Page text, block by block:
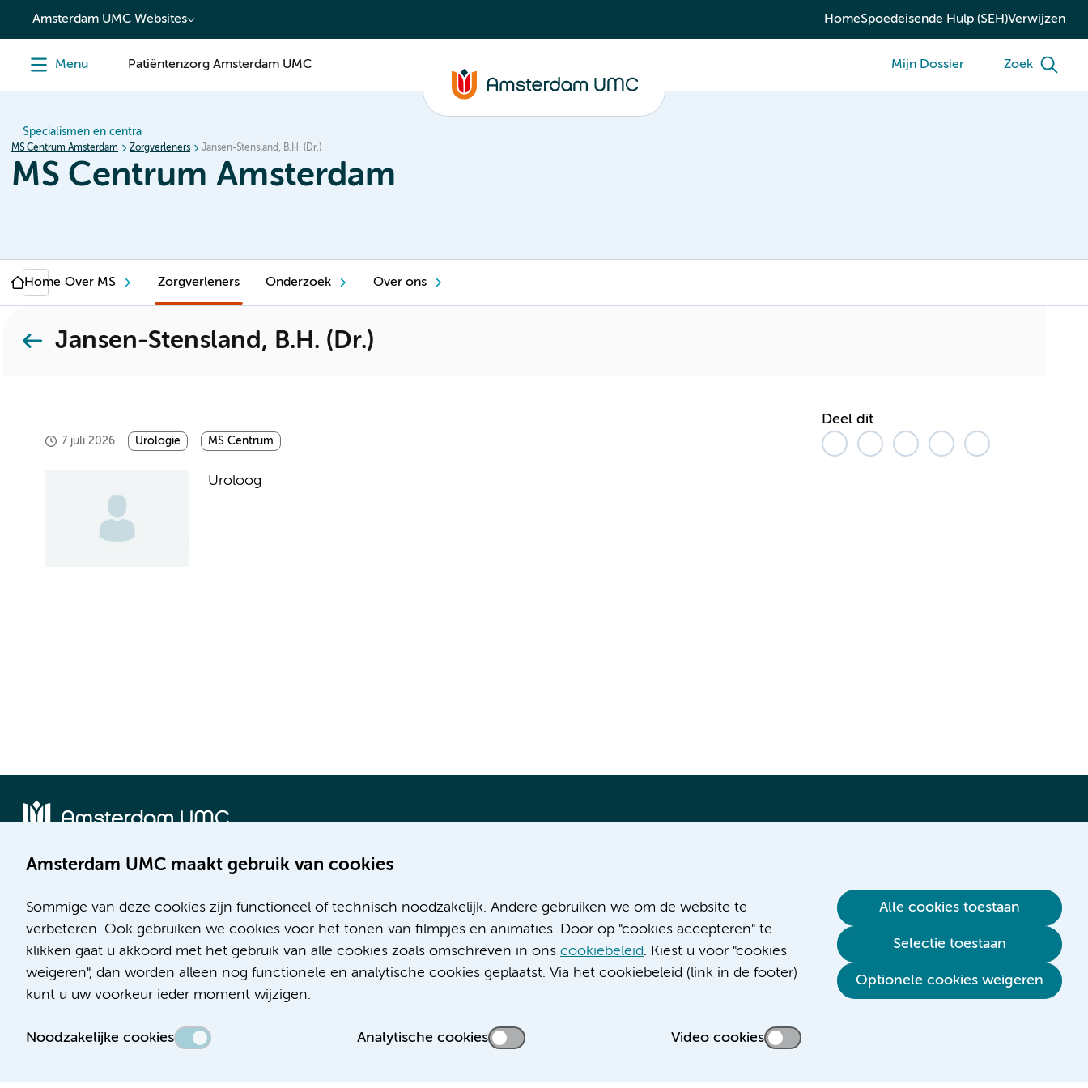
content
Amsterdam UMC Websites HomeSpoedeisende Hulp (SEH)Verwijzen
Menu Patiëntenzorg Amsterdam UMC Mijn Dossier Zoek
Specialismen en centra
MS Centrum Amsterdam Zorgverleners Jansen-Stensland, B.H. (Dr.)
MS Centrum Amsterdam
Home Over MS Zorgverleners Onderzoek Over ons
Jansen-Stensland, B.H. (Dr.)
7 juli 2026 Urologie MS Centrum
Uroloog
Deel dit
Amsterdam UMC maakt gebruik van cookies
Sommige van deze cookies zijn functioneel of technisch noodzakelijk. Andere gebruiken we om de website te
verbeteren. Ook gebruiken we cookies voor het tonen van filmpjes en animaties. Door op "cookies accepteren" te
klikken gaat u akkoord met het gebruik van alle cookies zoals omschreven in ons cookiebeleid. Kiest u voor "cookies
weigeren", dan worden alleen nog functionele en analytische cookies geplaatst. Via het cookiebeleid (link in de footer)
kunt u uw voorkeur ieder moment wijzigen.
Noodzakelijke cookies Analytische cookies Video cookies
Alle cookies toestaan
Selectie toestaan
Optionele cookies weigeren
Meibergdreef 9
1105 AZ Amsterdam
Telefoon:
(020) 566 9111
Route en parkeren
De Boelelaan 1117
1081 HV Amsterdam
(020) 444 4444
Route en parkeren
Werken bij Amsterdam UMC
Over Amsterdam UMC
Nieuws
Research